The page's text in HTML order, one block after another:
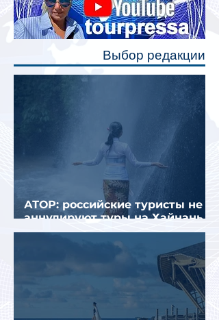
каждого спального места. Они
позволят пассажирам закрыть свою
полку во время сна или отдыха,
Выбор редакции
АТОР: российские туристы не
аннулируют туры на Хайнань
из-за тайфуна «Дельфин»